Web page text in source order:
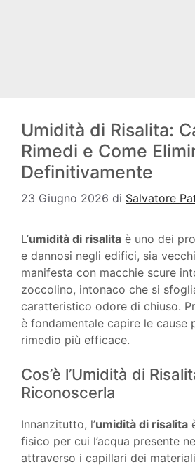
Umidità di Risalita:
Rimedi e Come
Definitivamente
23 Giugno 2026 di Salvatore
L’umidità di risalita è uno dei
e dannosi negli edifici, sia
manifesta con macchie scure
zoccolino, intonaco che si
caratteristico odore di chiuso.
è fondamentale capire le cause
rimedio più efficace.
Cos’è l’Umidità di
Riconoscerla
Innanzitutto, l’umidità di risalita
fisico per cui l’acqua presente
attraverso i capillari dei